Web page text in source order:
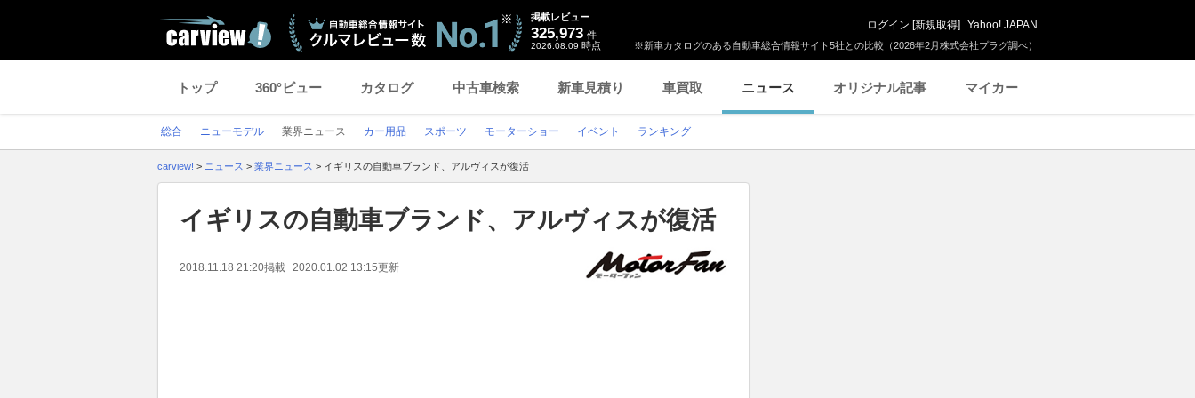
※新車カタログのある自動車総合情報サイト5社との比較（2026年2月株式会社プラグ調べ）
掲載レビュー
325,973 件
2026.08.09 時点
ログイン [新規取得] Yahoo! JAPAN
トップ 360°ビュー カタログ 中古車検索 新車見積り 車買取 ニュース オリジナル記事 マイカー
総合 ニューモデル 業界ニュース カー用品 スポーツ モーターショー イベント ランキング
carview! > ニュース > 業界ニュース > イギリスの自動車ブランド、アルヴィスが復活
イギリスの自動車ブランド、アルヴィスが復活
2018.11.18 21:20掲載 2020.01.02 13:15更新